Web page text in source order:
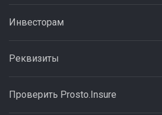
Инвесторам
Реквизиты
Проверить Prosto.Insure